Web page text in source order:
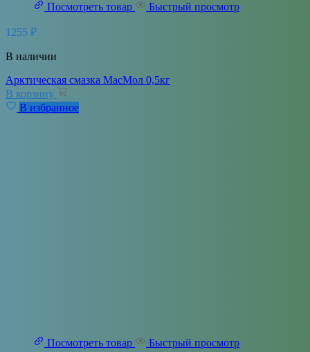
Посмотреть товар Быстрый просмотр
1255 ₽
В наличии
Арктическая смазка МасМол 0,5кг
В корзину
В избранное
Посмотреть товар Быстрый просмотр